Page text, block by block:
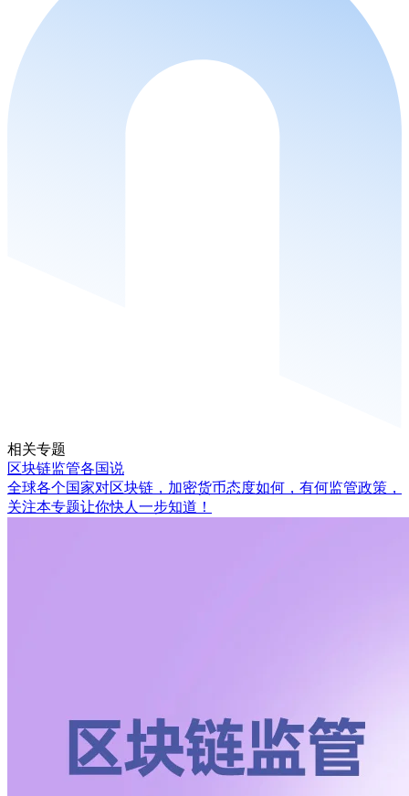
相关专题
区块链监管各国说
全球各个国家对区块链，加密货币态度如何，有何监管政策，
关注本专题让你快人一步知道！